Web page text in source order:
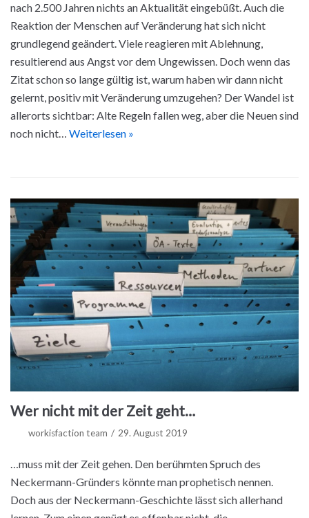
nach 2.500 Jahren nichts an Aktualität eingebüßt. Auch die
Reaktion der Menschen auf Veränderung hat sich nicht
grundlegend geändert. Viele reagieren mit Ablehnung,
resultierend aus Angst vor dem Ungewissen. Doch wenn das
Zitat schon so lange gültig ist, warum haben wir dann nicht
gelernt, positiv mit Veränderung umzugehen? Der Wandel ist
allerorts sichtbar: Alte Regeln fallen weg, aber die Neuen sind
noch nicht… Weiterlesen »
Wer nicht mit der Zeit geht…
workisfaction team 29. August 2019
…muss mit der Zeit gehen. Den berühmten Spruch des
Neckermann-Gründers könnte man prophetisch nennen.
Doch aus der Neckermann-Geschichte lässt sich allerhand